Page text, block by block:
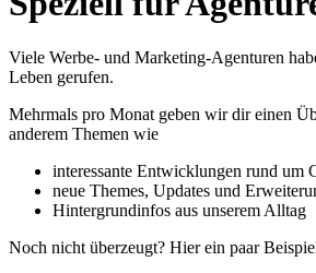
Viele Werbe- und Marketing-Agenturen
Leben gerufen.
Mehrmals pro Monat geben wir dir einen
anderem Themen wie
interessante Entwicklungen rund um
neue Themes, Updates und
Hintergrundinfos aus unserem Alltag
Noch nicht überzeugt? Hier ein paar